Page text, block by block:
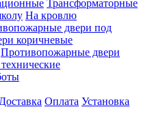
Трансформаторные
На кровлю
двери под
коричневые
Противопожарные двери
Доставка Оплата Установка